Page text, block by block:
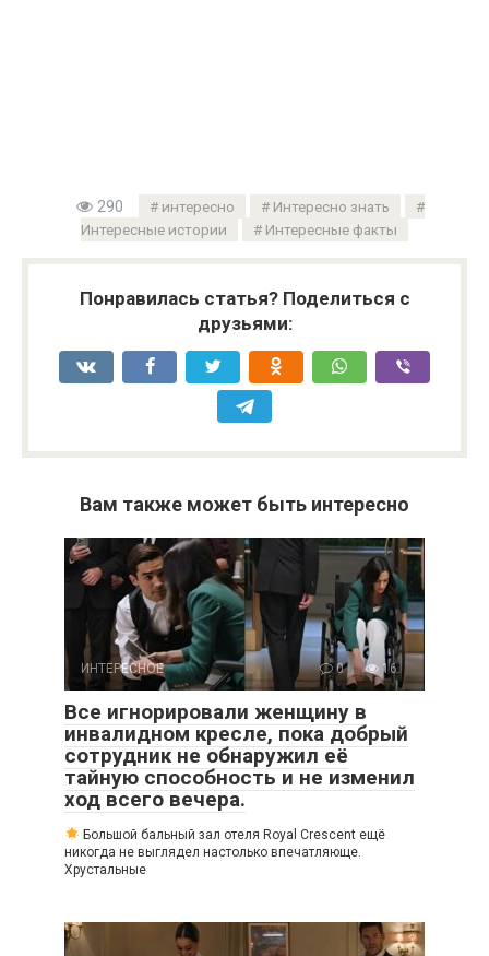
290 интересно
Интересно знать
Интересные истории
Интересные факты
Понравилась статья? Поделиться с
друзьями:
Вам также может быть интересно
ИНТЕРЕСНОЕ 0 16
Все игнорировали женщину в
инвалидном кресле, пока добрый
сотрудник не обнаружил её
тайную способность и не изменил
ход всего вечера.
Большой бальный зал отеля Royal Crescent ещё
никогда не выглядел настолько впечатляюще.
Хрустальные